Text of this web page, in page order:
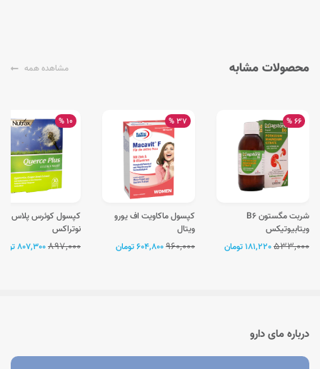
محصولات مشابه مشاهده همه
66 %
شربت مگستون B6
ویتابیوتیکس
533,000
37 %
کپسول ماکاویت اف یورو
ویتال
960,000
10 %
کپسول کوئرس پلاس
نوتراکس
897,000
درباره مای دارو